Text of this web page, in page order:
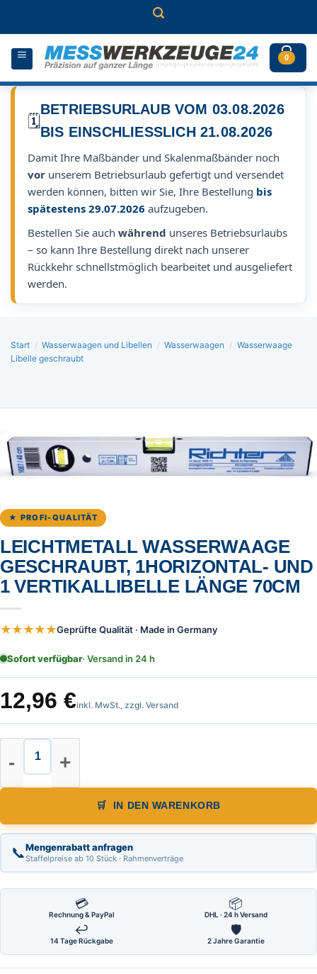
0
🗓️
BETRIEBSURLAUB VOM 03.08.2026
BIS EINSCHLIESSLICH 21.08.2026
Damit Ihre Maßbänder und Skalenmaßbänder noch
vor unserem Betriebsurlaub gefertigt und versendet
werden können, bitten wir Sie, Ihre Bestellung bis
spätestens 29.07.2026 aufzugeben.
Bestellen Sie auch während unseres Betriebsurlaubs
– so kann Ihre Bestellung direkt nach unserer
Rückkehr schnellstmöglich bearbeitet und ausgeliefert
werden.
Start / Wasserwaagen und Libellen / Wasserwaagen / Wasserwaage
Libelle geschraubt
★ PROFI-QUALITÄT
LEICHTMETALL WASSERWAAGE
GESCHRAUBT, 1HORIZONTAL- UND
1 VERTIKALLIBELLE LÄNGE 70CM
★★★★★Geprüfte Qualität · Made in Germany
Sofort verfügbar· Versand in 24 h
12,96 €inkl. MwSt., zzgl. Versand
Leichtmetall Wasserwaage
IN DEN WARENKORB
📞Mengenrabatt anfragen
Staffelpreise ab 10 Stück · Rahmenverträge
💳
Rechnung & PayPal
📦
DHL · 24 h Versand
↩
14 Tage Rückgabe
🛡
2 Jahre Garantie